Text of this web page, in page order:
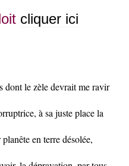
cliquer ici
dont le zèle devrait me ravir
à sa juste place la
en terre désolée,